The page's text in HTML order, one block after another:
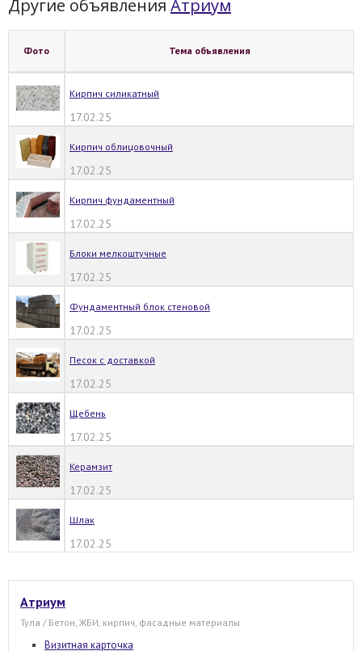
Другие объявления Атриум
Фото Тема объявления
Кирпич силикатный
17.02.25
Кирпич облицовочный
17.02.25
Кирпич фундаментный
17.02.25
Блоки мелкоштучные
17.02.25
Фундаментный блок стеновой
17.02.25
Песок с доставкой
17.02.25
Щебень
17.02.25
Керамзит
17.02.25
Шлак
17.02.25
Атриум
Тула / Бетон, ЖБИ, кирпич, фасадные материалы
Визитная карточка